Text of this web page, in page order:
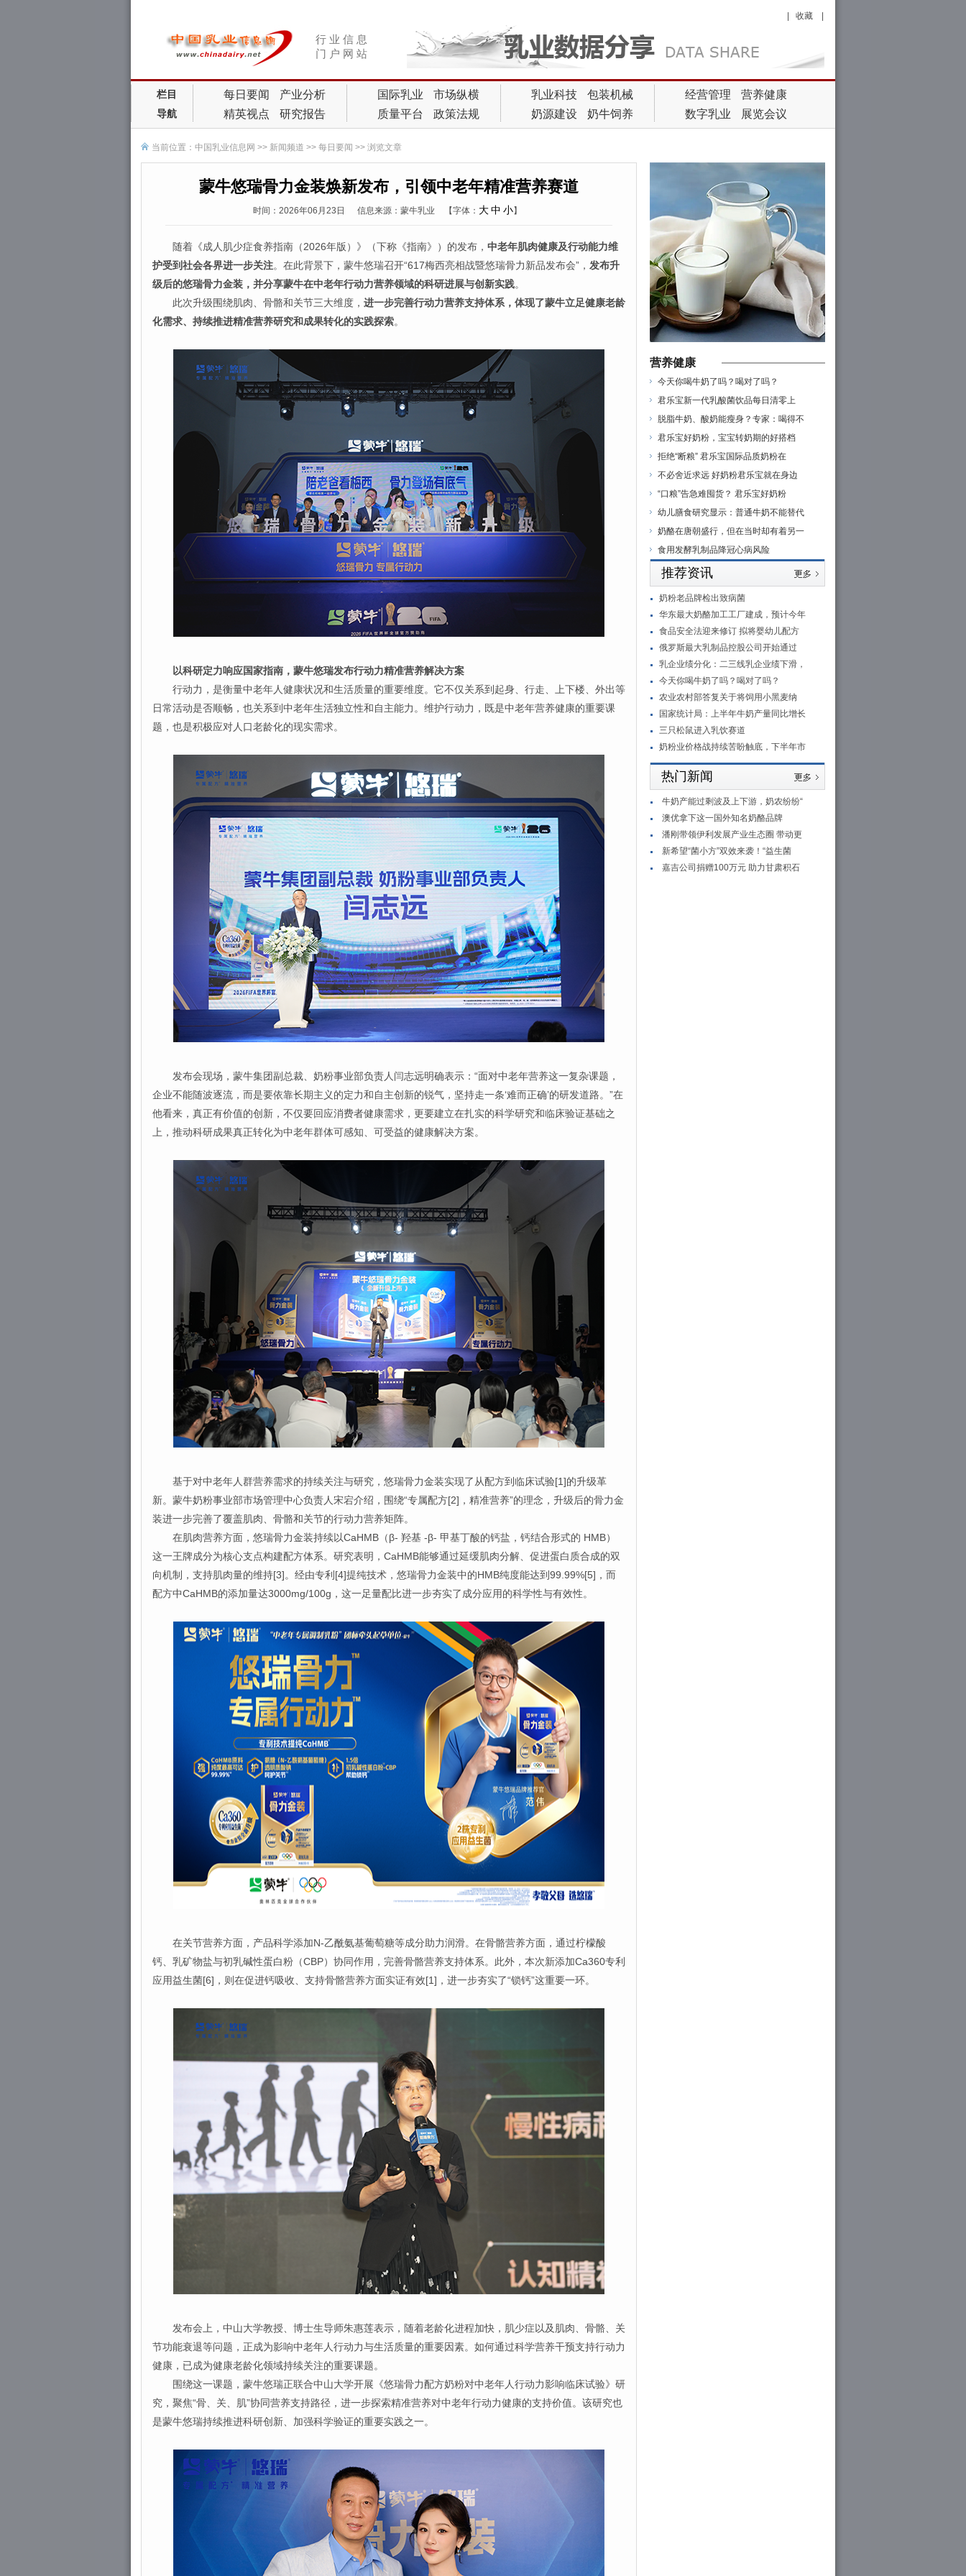
行 业 信 息
门 户 网 站
收藏
栏目
导航
每日要闻
产业分析
精英视点
研究报告
国际乳业
市场纵横
质量平台
政策法规
乳业科技
包装机械
奶源建设
奶牛饲养
经营管理
营养健康
数字乳业
展览会议
当前位置： 中国乳业信息网 >> 新闻频道 >> 每日要闻 >> 浏览文章
蒙牛悠瑞骨力金装焕新发布，引领中老年精准营养赛道
时间：2026年06月23日 信息来源：蒙牛乳业 【字体： 大 中 小】
随着《成人肌少症食养指南（2026年版）》（下称《指南》）的发布， 中老年肌肉健康及行动能力维
护受到社会各界进一步关注。在此背景下，蒙牛悠瑞召开“617梅西亮相战暨悠瑞骨力新品发布会”， 发布升
级后的悠瑞骨力金装，并分享蒙牛在中老年行动力营养领域的科研进展与创新实践。
此次升级围绕肌肉、骨骼和关节三大维度， 进一步完善行动力营养支持体系，体现了蒙牛立足健康老龄
化需求、持续推进精准营养研究和成果转化的实践探索。
以科研定力响应国家指南，蒙牛悠瑞发布行动力精准营养解决方案
行动力，是衡量中老年人健康状况和生活质量的重要维度。它不仅关系到起身、行走、上下楼、外出等
日常活动是否顺畅，也关系到中老年生活独立性和自主能力。维护行动力，既是中老年营养健康的重要课
题，也是积极应对人口老龄化的现实需求。
发布会现场，蒙牛集团副总裁、奶粉事业部负责人闫志远明确表示：“面对中老年营养这一复杂课题，
企业不能随波逐流，而是要依靠长期主义的定力和自主创新的锐气，坚持走一条‘难而正确’的研发道路。”在
他看来，真正有价值的创新，不仅要回应消费者健康需求，更要建立在扎实的科学研究和临床验证基础之
上，推动科研成果真正转化为中老年群体可感知、可受益的健康解决方案。
基于对中老年人群营养需求的持续关注与研究，悠瑞骨力金装实现了从配方到临床试验[1]的升级革
新。蒙牛奶粉事业部市场管理中心负责人宋宕介绍，围绕“专属配方[2]，精准营养”的理念，升级后的骨力金
装进一步完善了覆盖肌肉、骨骼和关节的行动力营养矩阵。
在肌肉营养方面，悠瑞骨力金装持续以CaHMB（β- 羟基 -β- 甲基丁酸的钙盐，钙结合形式的 HMB）
这一王牌成分为核心支点构建配方体系。研究表明，CaHMB能够通过延缓肌肉分解、促进蛋白质合成的双
向机制，支持肌肉量的维持[3]。经由专利[4]提纯技术，悠瑞骨力金装中的HMB纯度能达到99.99%[5]，而
配方中CaHMB的添加量达3000mg/100g，这一足量配比进一步夯实了成分应用的科学性与有效性。
在关节营养方面，产品科学添加N-乙酰氨基葡萄糖等成分助力润滑。在骨骼营养方面，通过柠檬酸
钙、乳矿物盐与初乳碱性蛋白粉（CBP）协同作用，完善骨骼营养支持体系。此外，本次新添加Ca360专利
应用益生菌[6]，则在促进钙吸收、支持骨骼营养方面实证有效[1]，进一步夯实了“锁钙”这重要一环。
发布会上，中山大学教授、博士生导师朱惠莲表示，随着老龄化进程加快，肌少症以及肌肉、骨骼、关
节功能衰退等问题，正成为影响中老年人行动力与生活质量的重要因素。如何通过科学营养干预支持行动力
健康，已成为健康老龄化领域持续关注的重要课题。
围绕这一课题，蒙牛悠瑞正联合中山大学开展《悠瑞骨力配方奶粉对中老年人行动力影响临床试验》研
究，聚焦“骨、关、肌”协同营养支持路径，进一步探索精准营养对中老年行动力健康的支持价值。该研究也
是蒙牛悠瑞持续推进科研创新、加强科学验证的重要实践之一。
营养健康
今天你喝牛奶了吗？喝对了吗？
君乐宝新一代乳酸菌饮品每日清零上
脱脂牛奶、酸奶能瘦身？专家：喝得不
君乐宝好奶粉，宝宝转奶期的好搭档
拒绝“断粮” 君乐宝国际品质奶粉在
不必舍近求远 好奶粉君乐宝就在身边
“口粮”告急难囤货？ 君乐宝好奶粉
幼儿膳食研究显示：普通牛奶不能替代
奶酪在唐朝盛行，但在当时却有着另一
食用发酵乳制品降冠心病风险
推荐资讯
奶粉老品牌检出致病菌
华东最大奶酪加工工厂建成，预计今年
食品安全法迎来修订 拟将婴幼儿配方
俄罗斯最大乳制品控股公司开始通过
乳企业绩分化：二三线乳企业绩下滑，
今天你喝牛奶了吗？喝对了吗？
农业农村部答复关于将饲用小黑麦纳
国家统计局：上半年牛奶产量同比增长
三只松鼠进入乳饮赛道
奶粉业价格战持续苦盼触底，下半年市
热门新闻
牛奶产能过剩波及上下游，奶农纷纷“
澳优拿下这一国外知名奶酪品牌
潘刚带领伊利发展产业生态圈 带动更
新希望“菌小方”双效来袭！“益生菌
嘉吉公司捐赠100万元 助力甘肃积石